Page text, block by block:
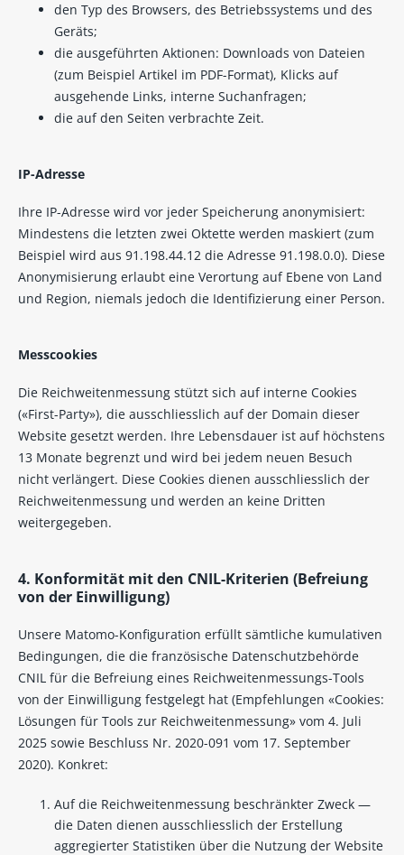
den Typ des Browsers, des Betriebssystems und des
Geräts;
die ausgeführten Aktionen: Downloads von Dateien
(zum Beispiel Artikel im PDF-Format), Klicks auf
ausgehende Links, interne Suchanfragen;
die auf den Seiten verbrachte Zeit.
IP-Adresse
Ihre IP-Adresse wird vor jeder Speicherung anonymisiert:
Mindestens die letzten zwei Oktette werden maskiert (zum
Beispiel wird aus 91.198.44.12 die Adresse 91.198.0.0). Diese
Anonymisierung erlaubt eine Verortung auf Ebene von Land
und Region, niemals jedoch die Identifizierung einer Person.
Messcookies
Die Reichweitenmessung stützt sich auf interne Cookies
(«First-Party»), die ausschliesslich auf der Domain dieser
Website gesetzt werden. Ihre Lebensdauer ist auf höchstens
13 Monate begrenzt und wird bei jedem neuen Besuch
nicht verlängert. Diese Cookies dienen ausschliesslich der
Reichweitenmessung und werden an keine Dritten
weitergegeben.
4. Konformität mit den CNIL-Kriterien (Befreiung
von der Einwilligung)
Unsere Matomo-Konfiguration erfüllt sämtliche kumulativen
Bedingungen, die die französische Datenschutzbehörde
CNIL für die Befreiung eines Reichweitenmessungs-Tools
von der Einwilligung festgelegt hat (Empfehlungen «Cookies:
Lösungen für Tools zur Reichweitenmessung» vom 4. Juli
2025 sowie Beschluss Nr. 2020-091 vom 17. September
2020). Konkret:
Auf die Reichweitenmessung beschränkter Zweck —
die Daten dienen ausschliesslich der Erstellung
aggregierter Statistiken über die Nutzung der Website